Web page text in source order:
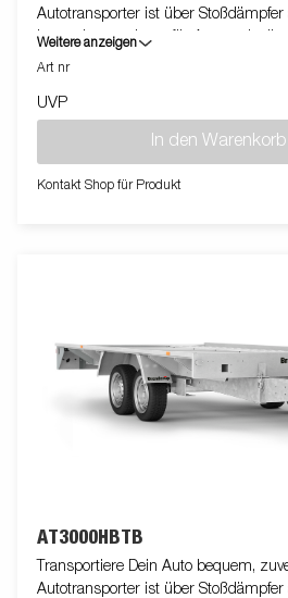
Autotransporter ist über
besonders geeignet für
Autoliebhaber. Die Kombination von
beim Laden Deines Autos. Dank der
einfach geladen werden. Mit dem
Anforderungen ausstatten.
Weitere anzeigen
Art nr
UVP
In den Warenkorb
Kontakt Shop für Produkt
AT3000HBTB
Transportiere Dein Auto bequem,
Autotransporter ist über